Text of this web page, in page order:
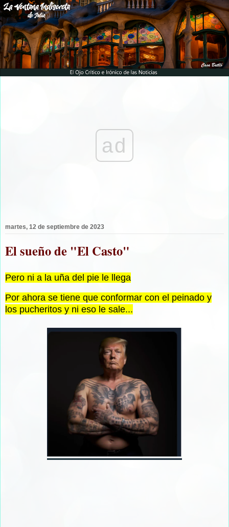
ad
martes, 12 de septiembre de 2023
El sueño de "El Casto"
Pero ni a la uña del pie le llega
Por ahora se tiene que conformar con el peinado y
los pucheritos y ni eso le sale...